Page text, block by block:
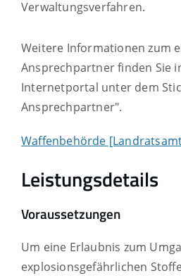
Verwaltungsverfahren.
Weitere Informationen zum
Ansprechpartner finden Sie
Internetportal unter dem
Ansprechpartner".
Waffenbehörde
Leistungsdetails
Voraussetzungen
Um eine Erlaubnis zum
explosionsgefährlichen